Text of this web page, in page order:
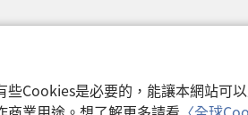
Cookies是必要的，能讓本網站可